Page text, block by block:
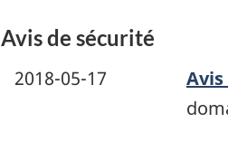
Avis de sécurité
2018-05-17